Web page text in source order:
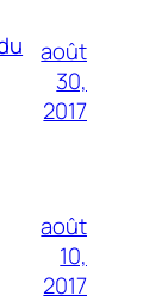
août
30,
2017
août
10,
2017